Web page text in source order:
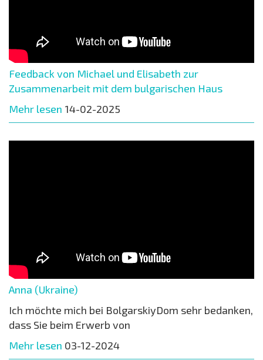
Feedback von Michael und Elisabeth zur
Zusammenarbeit mit dem bulgarischen Haus
Mehr lesen 14-02-2025
Anna (Ukraine)
Ich möchte mich bei BolgarskiyDom sehr bedanken,
dass Sie beim Erwerb von
Mehr lesen 03-12-2024